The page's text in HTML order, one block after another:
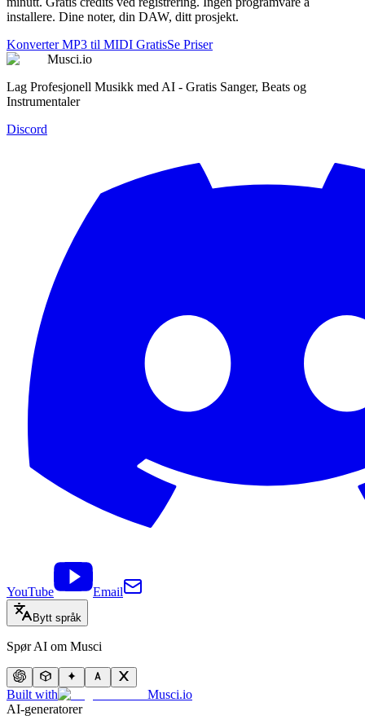
installere. Dine noter, din DAW, ditt prosjekt.
Konverter MP3 til MIDI GratisSe Priser
Musci.io
Lag Profesjonell Musikk med AI - Gratis Sanger, Beats og
Instrumentaler
Discord
YouTube Email
Bytt språk
Spør AI om Musci
Built with
Musci.io
AI-generatorer